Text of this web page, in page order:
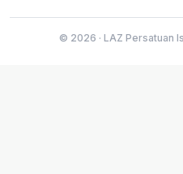
© 2026 · LAZ Persatuan